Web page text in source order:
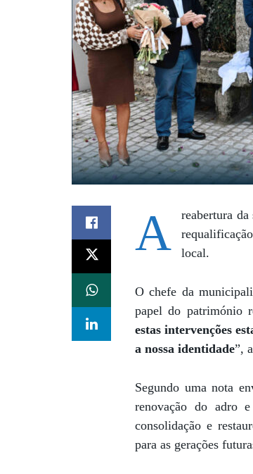
A
reabertura
local.
O chefe da
papel do património
estas intervenções
a nossa identidade”,
Segundo uma nota
renovação do adro
consolidação e
para as gerações